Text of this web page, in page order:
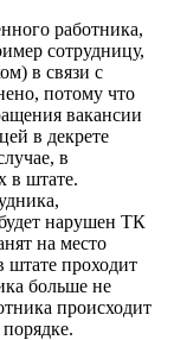
работника,
сотрудницу,
в связи с
потому что
вакансии
в декрете
в
в штате.
нарушен ТК
на место
штате проходит
больше не
происходит